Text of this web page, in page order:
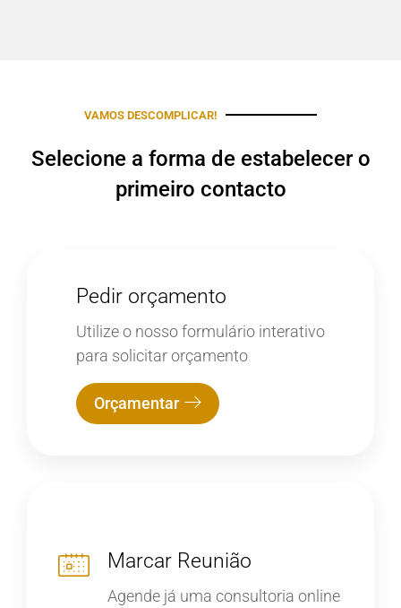
VAMOS DESCOMPLICAR!
Selecione a forma de estabelecer o
primeiro contacto
Pedir orçamento
Utilize o nosso formulário interativo
para solicitar orçamento
Orçamentar
Marcar Reunião
Agende já uma consultoria online